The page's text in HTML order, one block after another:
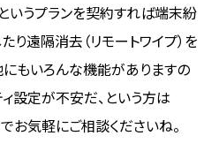
いうプランを契約すれば端末紛
遠隔消去（リモートワイプ）を
にもいろんな機能がありますの
設定が不安だ、という方は
気軽にご相談くださいね。